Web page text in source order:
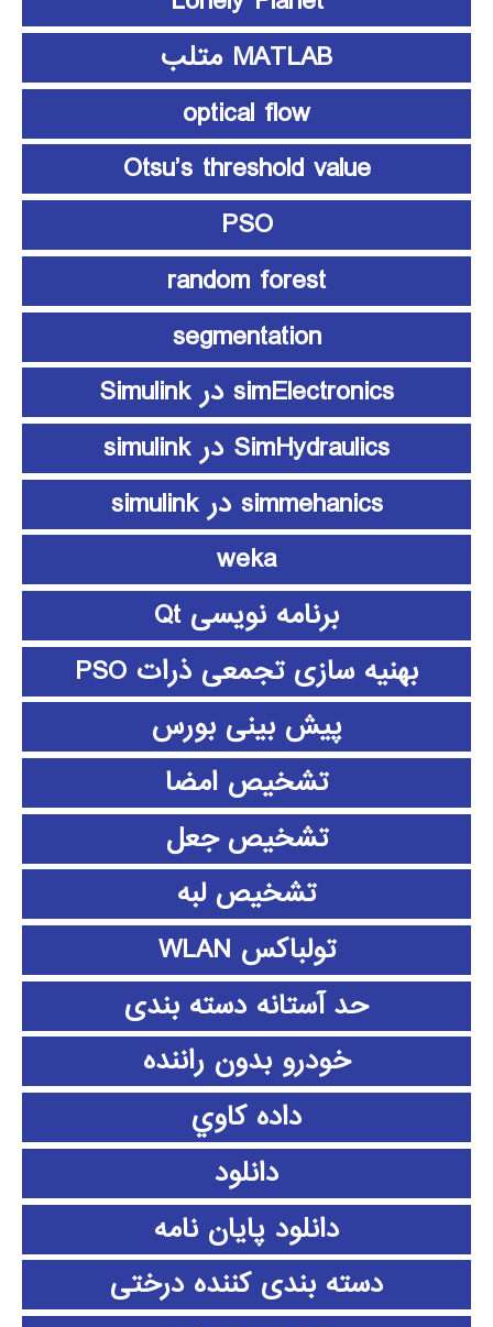
MATLAB متلب
optical flow
Otsu’s threshold value
PSO
random forest
segmentation
simElectronics در Simulink
SimHydraulics در simulink
simmehanics در simulink
weka
برنامه نویسی Qt
بهنیه سازی تجمعی ذرات PSO
پیش بینی بورس
تشخیص امضا
تشخیص جعل
تشخیص لبه
تولباکس WLAN
حد آستانه دسته بندی
خودرو بدون راننده
داده كاوي
دانلود
دانلود پايان نامه
دسته بندی کننده درختی